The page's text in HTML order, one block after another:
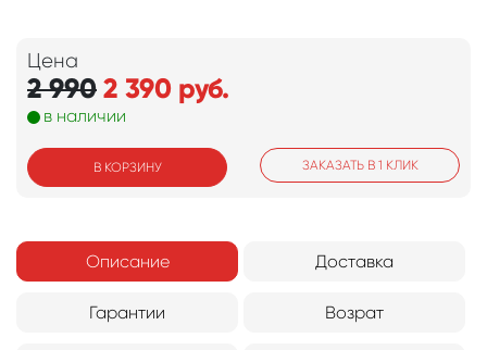
Цена
2 9902 390 руб.
в наличии
В КОРЗИНУ ЗАКАЗАТЬ В 1 КЛИК
Описание Доставка
Гарантии Возрат